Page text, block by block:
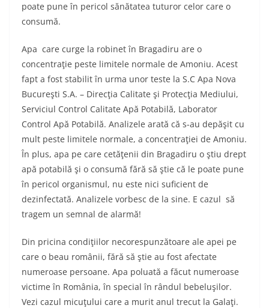
poate pune în pericol sănătatea tuturor celor care o
consumă.
Apa care curge la robinet în Bragadiru are o
concentraţie peste limitele normale de Amoniu. Acest
fapt a fost stabilit în urma unor teste la S.C Apa Nova
Bucureşti S.A. – Direcţia Calitate şi Protecţia Mediului,
Serviciul Control Calitate Apă Potabilă, Laborator
Control Apă Potabilă. Analizele arată că s-au depăşit cu
mult peste limitele normale, a concentraţiei de Amoniu.
În plus, apa pe care cetăţenii din Bragadiru o ştiu drept
apă potabilă şi o consumă fără să ştie că le poate pune
în pericol organismul, nu este nici suficient de
dezinfectată. Analizele vorbesc de la sine. E cazul să
tragem un semnal de alarmă!
Din pricina condiţiilor necorespunzătoare ale apei pe
care o beau românii, fără să ştie au fost afectate
numeroase persoane. Apa poluată a făcut numeroase
victime în România, în special în rândul bebeluşilor.
Vezi cazul micuţului care a murit anul trecut la Galaţi.